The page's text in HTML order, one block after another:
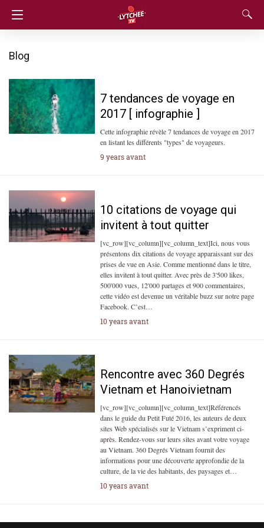
Blog
7 tendances de voyage en
2017 [ infographie ]
Cette infographie révèle 7 tendances de voyage en 2017
en listant les différents "types" de voyageurs.
9 years avant
10 citations de voyage qui
invitent à tout quitter
[vc_row][vc_column][vc_column_text]Ici, nous vous
présentons dix citations de voyage apparaissant sur des
prises de vue en Asie. Comme mentionné dans le titre,
elles invitent à tout quitter. Avec près de 3'500 likes,
500'000 vues, 12'000 partages et 900 commentaires,
cette vidéo est devenue un véritable buzz sur notre page
Facebook. C’est…
10 years avant
Rencontre avec 360 Degrés
Vietnam et Hanoivietnam
[vc_row][vc_column][vc_column_text]Référencés
dans le guide du Petit Futé 2016, les auteurs de deux
sites Web spécialisés sur le Vietnam s’expriment ci-
après. Rendez-vous sur leurs sites avant votre voyage
au Vietnam. 360 Degrés Vietnam fournit des
informations pour une découverte approfondie de la
culture, de la vie des habitants, des paysages et…
10 years avant